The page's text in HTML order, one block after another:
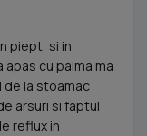
piept, si in
cu palma ma
de la stoamac
arsuri si faptul
reflux in